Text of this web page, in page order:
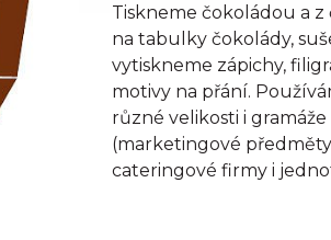
Tiskneme čokoládou a
na tabulky čokolády,
vytiskneme zápichy,
motivy na přání.
různé velikosti i
(marketingové
cateringové firmy i